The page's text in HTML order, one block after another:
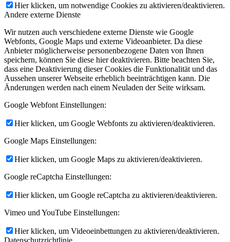
Hier klicken, um notwendige Cookies zu aktivieren/deaktivieren.
Andere externe Dienste
Wir nutzen auch verschiedene externe Dienste wie Google
Webfonts, Google Maps und externe Videoanbieter. Da diese
Anbieter möglicherweise personenbezogene Daten von Ihnen
speichern, können Sie diese hier deaktivieren. Bitte beachten Sie,
dass eine Deaktivierung dieser Cookies die Funktionalität und das
Aussehen unserer Webseite erheblich beeinträchtigen kann. Die
Änderungen werden nach einem Neuladen der Seite wirksam.
Google Webfont Einstellungen:
Hier klicken, um Google Webfonts zu aktivieren/deaktivieren.
Google Maps Einstellungen:
Hier klicken, um Google Maps zu aktivieren/deaktivieren.
Google reCaptcha Einstellungen:
Hier klicken, um Google reCaptcha zu aktivieren/deaktivieren.
Vimeo und YouTube Einstellungen:
Hier klicken, um Videoeinbettungen zu aktivieren/deaktivieren.
Datenschutzrichtlinie